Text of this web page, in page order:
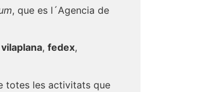
, que es l´Agencia de
vilaplana, fedex,
totes les activitats que